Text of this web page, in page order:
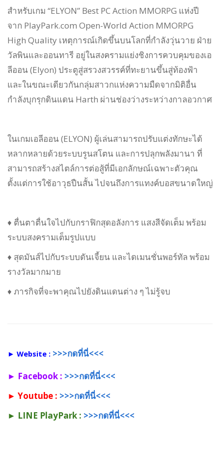
สำหรับเกม “ELYON” Best PC Action MMORPG แห่งปี
จาก PlayPark.com Open-World Action MMORPG
High Quality เหตุการณ์เกิดขึ้นบนโลกที่กำลังวุ่นวาย ฝ่าย
วัลพินและออนทารี อยู่ในสงครามแย่งชิงการควบคุมของเอ
ลีออน (Elyon) ประตูสู่สรวงสวรรค์ที่ทะยานขึ้นสู่ท้องฟ้า
และในขณะเดียวกันกลุ่มสาวกแห่งความมืดจากมิติอื่น
กำลังบุกรุกดินแดน Harth ผ่านช่องว่างระหว่างกาลอวกาศ
ในเกมเอลีออน (ELYON) ผู้เล่นสามารถปรับแต่งทักษะได้
หลากหลายด้วยระบบรูนสโตน และการปลุกพลังมานา ที่
สามารถสร้างสไตล์การต่อสู้ที่มีเอกลักษณ์เฉพาะตัวคุณ
ตั้งแต่การใช้อาวุธปืนสั้น ไปจนถึงการแทงค์บอสขนาดใหญ่
♦ ตื่นตาตื่นใจไปกับกราฟิกสุดอลังการ แสงสีจัดเต็ม พร้อม
ระบบสงครามเต็มรูปแบบ
♦ สุดมันส์ไปกับระบบดันเจี้ยน และไดเมนชั่นพอร์ทัล พร้อม
รางวัลมากมาย
♦ ภารกิจที่จะพาคุณไปยังดินแดนต่าง ๆ ไม่รู้จบ
► Website : >>>กดที่นี่<<<
► Facebook : >>>กดที่นี่<<<
► Youtube : >>>กดที่นี่<<<
► LINE PlayPark : >>>กดที่นี่<<<